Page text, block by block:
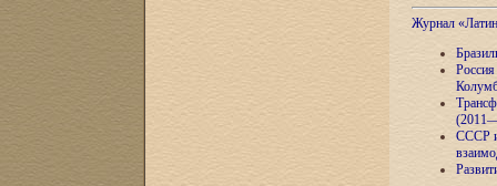
Журнал
СССР и